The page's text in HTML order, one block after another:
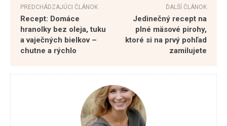
PREDCHÁDZAJÚCI ČLÁNOK
Recept: Domáce
hranolky bez oleja, tuku
a vaječných bielkov –
chutne a rýchlo
ĎALŠÍ ČLÁNOK
Jedinečný recept na
plné mäsové pirohy,
ktoré si na prvý pohľad
zamilujete